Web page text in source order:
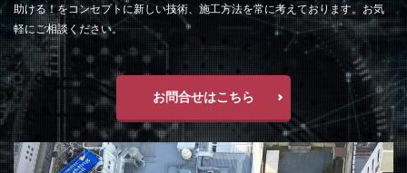
助ける！をコンセプトに新しい技術、施工方法を常に考えております。お気
軽にご相談ください。
お問合せはこちら